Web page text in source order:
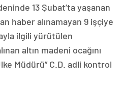
13 Şubat’ta yaşanan
haber alınamayan 9 işçiye
ilgili yürütülen
altın madeni ocağını
Müdürü” C.D. adli kontrol